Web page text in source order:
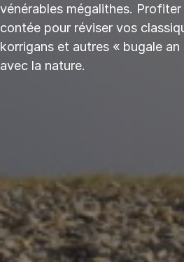
vénérables mégalithes. Profiter
contée pour réviser vos
korrigans et autres « bugale an
avec la nature.